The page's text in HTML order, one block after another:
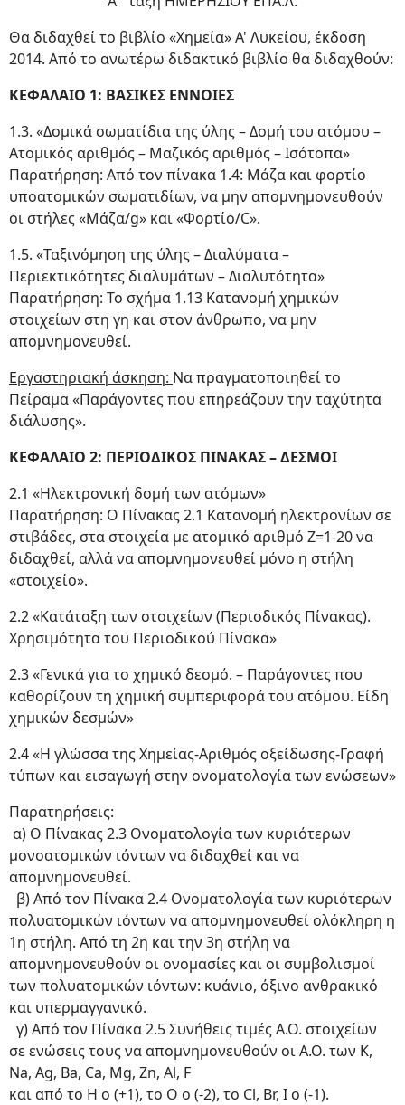
Θα διδαχθεί το βιβλίο «Χημεία» Α' Λυκείου, έκδοση
2014. Από το ανωτέρω διδακτικό βιβλίο θα διδαχθούν:
ΚΕΦΑΛΑΙΟ 1: ΒΑΣΙΚΕΣ ΕΝΝΟΙΕΣ
1.3. «Δομικά σωματίδια της ύλης – Δομή του ατόμου –
Ατομικός αριθμός – Μαζικός αριθμός – Ισότοπα»
Παρατήρηση: Από τον πίνακα 1.4: Μάζα και φορτίο
υποατομικών σωματιδίων, να μην απομνημονευθούν
οι στήλες «Μάζα/g» και «Φορτίο/C».
1.5. «Ταξινόμηση της ύλης – Διαλύματα –
Περιεκτικότητες διαλυμάτων – Διαλυτότητα»
Παρατήρηση: Το σχήμα 1.13 Κατανομή χημικών
στοιχείων στη γη και στον άνθρωπο, να μην
απομνημονευθεί.
Εργαστηριακή άσκηση: Να πραγματοποιηθεί το
Πείραμα «Παράγοντες που επηρεάζουν την ταχύτητα
διάλυσης».
ΚΕΦΑΛΑΙΟ 2: ΠΕΡΙΟΔΙΚΟΣ ΠΙΝΑΚΑΣ – ΔΕΣΜΟΙ
2.1 «Ηλεκτρονική δομή των ατόμων»
Παρατήρηση: Ο Πίνακας 2.1 Κατανομή ηλεκτρονίων σε
στιβάδες, στα στοιχεία με ατομικό αριθμό Ζ=1-20 να
διδαχθεί, αλλά να απομνημονευθεί μόνο η στήλη
«στοιχείο».
2.2 «Κατάταξη των στοιχείων (Περιοδικός Πίνακας).
Χρησιμότητα του Περιοδικού Πίνακα»
2.3 «Γενικά για το χημικό δεσμό. – Παράγοντες που
καθορίζουν τη χημική συμπεριφορά του ατόμου. Είδη
χημικών δεσμών»
2.4 «Η γλώσσα της Χημείας-Αριθμός οξείδωσης-Γραφή
τύπων και εισαγωγή στην ονοματολογία των ενώσεων»
Παρατηρήσεις:
α) Ο Πίνακας 2.3 Ονοματολογία των κυριότερων
μονοατομικών ιόντων να διδαχθεί και να
απομνημονευθεί.
β) Από τον Πίνακα 2.4 Ονοματολογία των κυριότερων
πολυατομικών ιόντων να απομνημονευθεί ολόκληρη η
1η στήλη. Από τη 2η και την 3η στήλη να
απομνημονευθούν οι ονομασίες και οι συμβολισμοί
των πολυατομικών ιόντων: κυάνιο, όξινο ανθρακικό
και υπερμαγγανικό.
γ) Από τον Πίνακα 2.5 Συνήθεις τιμές Α.Ο. στοιχείων
σε ενώσεις τους να απομνημονευθούν οι Α.Ο. των K,
Na, Ag, Ba, Ca, Mg, Zn, Al, F
και από το Η ο (+1), το Ο ο (-2), το Cl, Br, I ο (-1).